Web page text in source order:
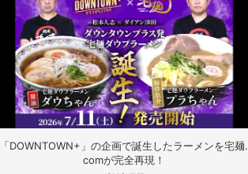
「DOWNTOWN+」の企画で誕生したラーメンを宅麺.
comが完全再現！